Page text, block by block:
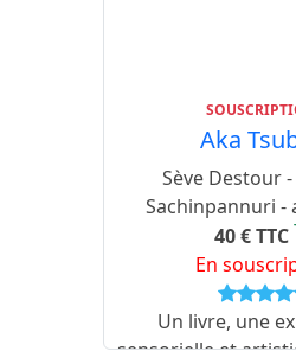
Aka
Sève Destour
Sachinpannuri -
40 € TTC
En
Un livre, une
sensorielle et